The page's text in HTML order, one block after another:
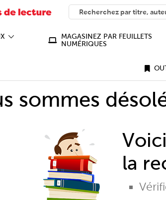
SEARCH
What can we help you find?
MAGASINEZ PAR FEUILLETS
NUMÉRIQUES
sommes
la